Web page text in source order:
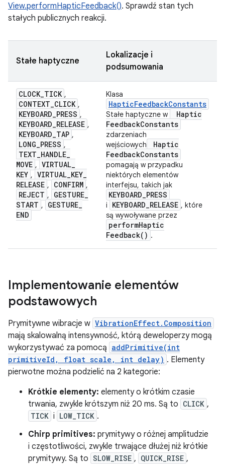
View.performHapticFeedback(). Sprawdź stan tych
stałych publicznych reakcji.
Stałe haptyczne
Lokalizacje i
podsumowania
CLOCK TICK ,
CONTEXT CLICK ,
KEYBOARD PRESS ,
KEYBOARD RELEASE ,
KEYBOARD TAP ,
LONG PRESS ,
TEXT HANDLE
MOVE , VIRTUAL
KEY , VIRTUAL KEY
RELEASE , CONFIRM ,
REJECT , GESTURE
START , GESTURE
END
Klasa
HapticFeedbackConstants
Stałe haptyczne w
Haptic
FeedbackConstants
zdarzeniach
wejściowych
Haptic
FeedbackConstants
pomagają w przypadku
niektórych elementów
interfejsu, takich jak
KEYBOARD PRESS
i KEYBOARD RELEASE , które
są wywoływane przez
performHaptic
Feedback( ) .
Implementowanie elementów
podstawowych
Prymitywne wibracje w VibrationEffect.Composition
mają skalowalną intensywność, którą deweloperzy mogą
wykorzystywać za pomocą addPrimitive(int
primitiveId, float scale, int delay) . Elementy
pierwotne można podzielić na 2 kategorie:
Krótkie elementy: elementy o krótkim czasie
trwania, zwykle krótszym niż 20 ms. Są to CLICK ,
TICK i LOW_TICK .
Chirp primitives: prymitywy o różnej amplitudzie
i częstotliwości, zwykle trwające dłużej niż krótkie
prymitywy. Są to SLOW_RISE , QUICK_RISE ,